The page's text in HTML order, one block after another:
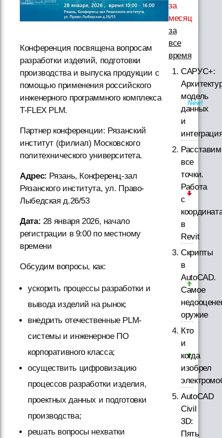
Конференция посвящена вопросам
разработки изделий, подготовки
производства и выпуска продукции с
помощью применения российского
инженерного программного комплекса
T-FLEX PLM.
Партнер конференции: Рязанский
институт (филиал) Московского
политехнического университета.
Адрес: Рязань, Конференц-зал
Рязанского института, ул. Право-
Лыбедская д.26/53
Дата: 28 января 2026, начало
регистрации в 9:00 по местному
времени
Обсудим вопросы, как:
ускорить процессы разработки и
вывода изделий на рынок;
внедрить отечественные PLM-
системы и инженерное ПО
корпоративного класса;
осуществить цифровизацию
процессов разработки изделия,
проектных данных и подготовки
производства;
решать вопросы нехватки
за
месяц
за
все
время
САРУС+:
модель
данных
и
Расставим
все
точки.
Работа
с
в
Revit
Скрипты
в
AutoCAD.
Самое
оружие
Кто
и
когда
изобрел
AutoCAD
Civil
3D:
Пять